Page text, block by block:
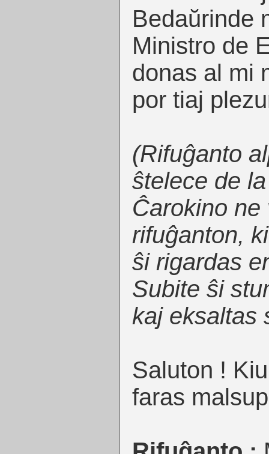
Bedaŭrinde
Ministro de
donas al mi
por tiaj
(Rifuĝanto
ŝtelece de
Ĉarokino ne
rifuĝanton,
ŝi rigardas
Subite ŝi
kaj eksaltas
Saluton !
faras